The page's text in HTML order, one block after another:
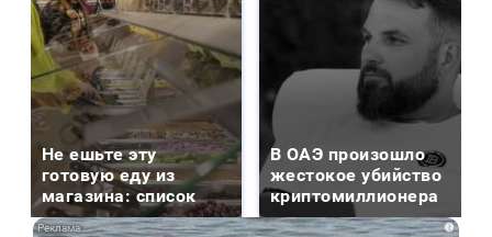
Не ешьте эту
готовую еду из
магазина: список
В ОАЭ произошло
жестокое убийство
криптомиллионера
i